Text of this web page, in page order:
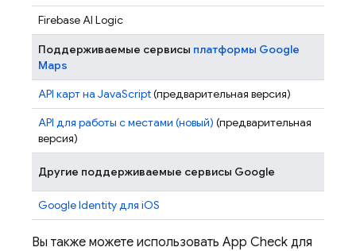
Firebase AI Logic
Поддерживаемые сервисы платформы Google
Maps
API карт на JavaScript(предварительная версия)
API для работы с местами (новый) (предварительная
версия)
Другие поддерживаемые сервисы Google
Google Identity для iOS
Вы также можете использовать App Check для